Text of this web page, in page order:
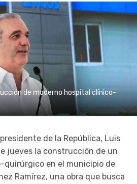
de moderno hospital clínico-
de la República, Luis
jueves la construcción de un
quirúrgico en el municipio de
Ramírez, una obra que busca